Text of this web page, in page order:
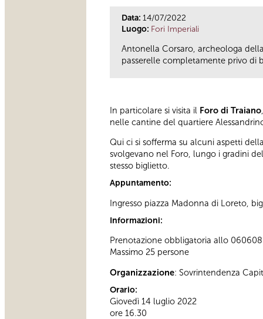
Data: 14/07/2022
Luogo: Fori Imperiali
Antonella Corsaro, archeologa
passerelle completamente privo di
In particolare si visita il Foro di Traiano
nelle cantine del quartiere
Qui ci si sofferma su alcuni aspetti
svolgevano nel Foro, lungo i gradini
stesso biglietto.
Appuntamento:
Ingresso piazza Madonna di Loreto,
Informazioni:
Prenotazione obbligatoria allo
Massimo 25 persone
Organizzazione: Sovrintendenza
Orario:
Giovedì 14 luglio 2022
ore 16.30